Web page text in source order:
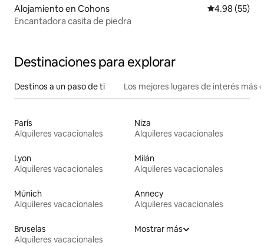
Alojamiento en Cohons Calificación
4.98 (55)
Encantadora casita de piedra
Destinaciones para explorar
Destinos a un paso de ti Los mejores lugares de interés más
París
Alquileres vacacionales
Niza
Alquileres vacacionales
Lyon
Alquileres vacacionales
Milán
Alquileres vacacionales
Múnich
Alquileres vacacionales
Annecy
Alquileres vacacionales
Bruselas
Alquileres vacacionales
Mostrar más